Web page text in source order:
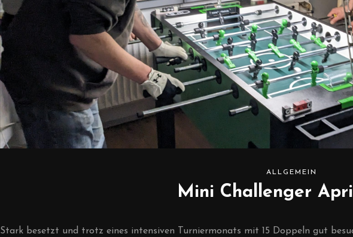
ALLGEMEIN
Mini Challenger
Stark besetzt und trotz eines intensiven Turniermonats mit 15 Doppeln gut